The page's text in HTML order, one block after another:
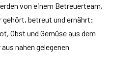
von einem Betreuerteam,
gehört, betreut und ernährt:
Obst und Gemüse aus dem
nahen gelegenen